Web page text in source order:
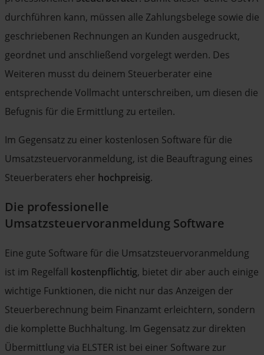
durchführen kann, müssen alle Zahlungsbelege sowie die
geschriebenen Rechnungen an Kunden ausgedruckt,
geordnet und anschließend vorgelegt werden. Des
Weiteren musst du deinem Steuerberater eine
entsprechende Vollmacht unterschreiben, um diesen die
Befugnis für die Ermittlung zu erteilen.
Im Gegensatz zu einer kostenlosen Software für die
Umsatzsteuervoranmeldung, ist die Beauftragung eines
Steuerberaters eher hochpreisig.
Die professionelle
Umsatzsteuervoranmeldung Software
Eine gute Software für die Umsatzsteuervoranmeldung
ist im Regelfall kostenpflichtig, bietet dir aber auch einige
wichtige Funktionen, die nicht nur das Anzeigen der
Steuerberechnung beim Finanzamt erleichtern, sondern
die komplette Buchhaltung. Im Gegensatz zur direkten
Übermittlung via ELSTER ist bei einer Software zur